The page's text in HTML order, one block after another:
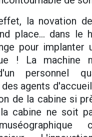
la novation de
place... dans le
pour implanter
! La machine
personnel
agents
de la cabine si
cabine ne soit